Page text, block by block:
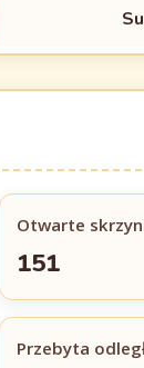
Otwarte
151
Przebyta